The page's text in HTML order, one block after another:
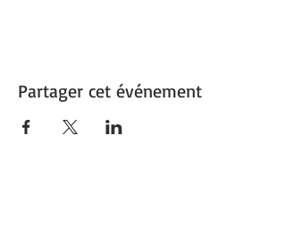
Partager cet événement